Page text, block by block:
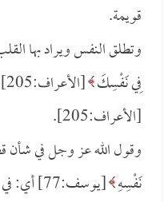
قويمة.
وتطلق النفس ويراد بها
فِي نَفْسِكَ [الأعراف:205]، أي: في قلبك.
[الأعراف:205].
وقول الله عز وجل في
نَفْسِهِ [يوسف:77] أي: في قلبه.